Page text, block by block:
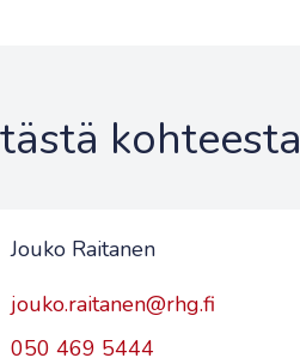
kohteesta
Jouko Raitanen
jouko.raitanen@rhg.fi
050 469 5444